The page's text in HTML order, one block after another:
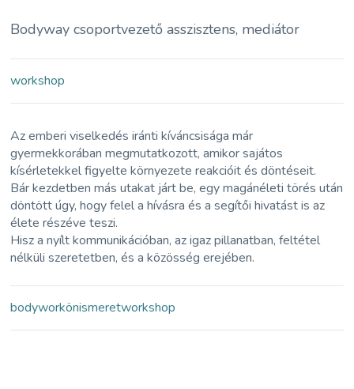
Bodyway csoportvezető asszisztens, mediátor
workshop
Az emberi viselkedés iránti kíváncsisága már
gyermekkorában megmutatkozott, amikor sajátos
kísérletekkel figyelte környezete reakcióit és döntéseit.
Bár kezdetben más utakat járt be, egy magánéleti törés után
döntött úgy, hogy felel a hívásra és a segítői hivatást is az
élete részéve teszi.
Hisz a nyílt kommunikációban, az igaz pillanatban, feltétel
nélküli szeretetben, és a közösség erejében.
bodyworkönismeretworkshop